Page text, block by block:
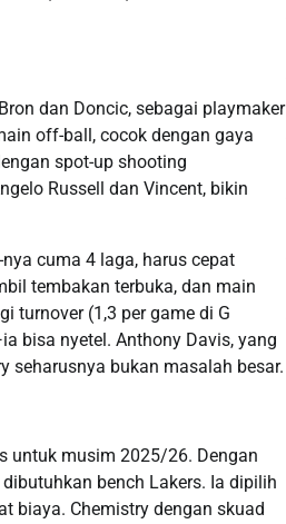
dan Doncic, sebagai playmaker
off-ball, cocok dengan gaya
spot-up shooting
Russell dan Vincent, bikin
cuma 4 laga, harus cepat
tembakan terbuka, dan main
turnover (1,3 per game di G
bisa nyetel. Anthony Davis, yang
seharusnya bukan masalah besar.
untuk musim 2025/26. Dengan
bench Lakers. Ia dipilih
biaya. Chemistry dengan skuad